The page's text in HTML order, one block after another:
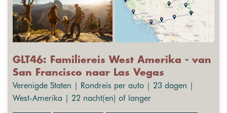
GLT46: Familiereis West Amerika - van
San Francisco naar Las Vegas
Verenigde Staten | Rondreis per auto | 23 dagen |
West-Amerika | 22 nacht(en) of langer